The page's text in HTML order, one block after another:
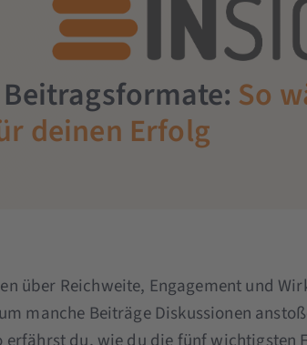
So
deinen Erfolg
über Reichweite, Engagement und
manche Beiträge Diskussionen